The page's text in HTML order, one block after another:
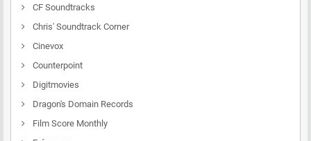
CF Soundtracks
Chris' Soundtrack Corner
Cinevox
Counterpoint
Digitmovies
Dragon's Domain Records
Film Score Monthly